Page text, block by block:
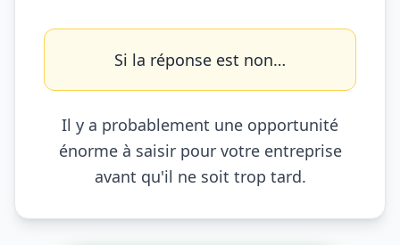
Si la réponse est non…
Il y a probablement une opportunité
énorme à saisir pour votre entreprise
avant qu'il ne soit trop tard.